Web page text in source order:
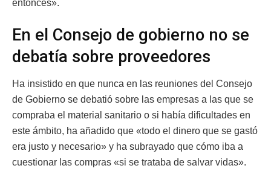
entonces».
En el Consejo de gobierno no se
debatía sobre proveedores
Ha insistido en que nunca en las reuniones del Consejo
de Gobierno se debatió sobre las empresas a las que se
compraba el material sanitario o si había dificultades en
este ámbito, ha añadido que «todo el dinero que se gastó
era justo y necesario» y ha subrayado que cómo iba a
cuestionar las compras «si se trataba de salvar vidas».